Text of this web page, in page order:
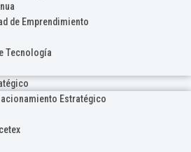
de Emprendimiento
Tecnología
Estratégico